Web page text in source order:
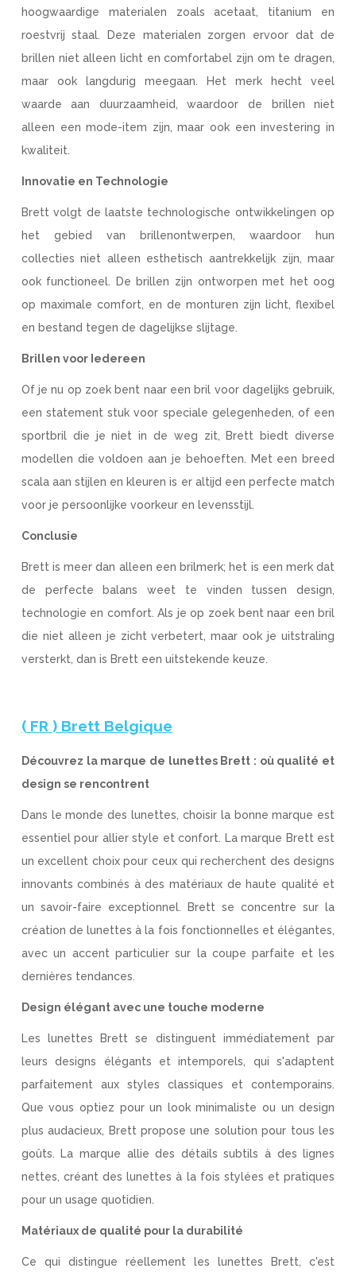
hoogwaardige materialen zoals acetaat, titanium en
roestvrij staal. Deze materialen zorgen ervoor dat de
brillen niet alleen licht en comfortabel zijn om te dragen,
maar ook langdurig meegaan. Het merk hecht veel
waarde aan duurzaamheid, waardoor de brillen niet
alleen een mode-item zijn, maar ook een investering in
kwaliteit.
Innovatie en Technologie
Brett volgt de laatste technologische ontwikkelingen op
het gebied van brillenontwerpen, waardoor hun
collecties niet alleen esthetisch aantrekkelijk zijn, maar
ook functioneel. De brillen zijn ontworpen met het oog
op maximale comfort, en de monturen zijn licht, flexibel
en bestand tegen de dagelijkse slijtage.
Brillen voor Iedereen
Of je nu op zoek bent naar een bril voor dagelijks gebruik,
een statement stuk voor speciale gelegenheden, of een
sportbril die je niet in de weg zit, Brett biedt diverse
modellen die voldoen aan je behoeften. Met een breed
scala aan stijlen en kleuren is er altijd een perfecte match
voor je persoonlijke voorkeur en levensstijl.
Conclusie
Brett is meer dan alleen een brilmerk; het is een merk dat
de perfecte balans weet te vinden tussen design,
technologie en comfort. Als je op zoek bent naar een bril
die niet alleen je zicht verbetert, maar ook je uitstraling
versterkt, dan is Brett een uitstekende keuze.
( FR ) Brett Belgique
Découvrez la marque de lunettes Brett : où qualité et
design se rencontrent
Dans le monde des lunettes, choisir la bonne marque est
essentiel pour allier style et confort. La marque Brett est
un excellent choix pour ceux qui recherchent des designs
innovants combinés à des matériaux de haute qualité et
un savoir-faire exceptionnel. Brett se concentre sur la
création de lunettes à la fois fonctionnelles et élégantes,
avec un accent particulier sur la coupe parfaite et les
dernières tendances.
Design élégant avec une touche moderne
Les lunettes Brett se distinguent immédiatement par
leurs designs élégants et intemporels, qui s'adaptent
parfaitement aux styles classiques et contemporains.
Que vous optiez pour un look minimaliste ou un design
plus audacieux, Brett propose une solution pour tous les
goûts. La marque allie des détails subtils à des lignes
nettes, créant des lunettes à la fois stylées et pratiques
pour un usage quotidien.
Matériaux de qualité pour la durabilité
Ce qui distingue réellement les lunettes Brett, c'est